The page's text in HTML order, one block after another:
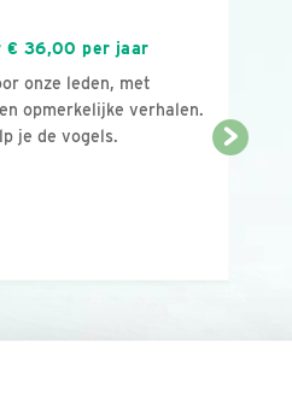
€ 36,00 per jaar
onze leden, met
opmerkelijke verhalen.
je de vogels.